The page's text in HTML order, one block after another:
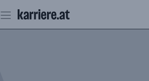
Seiteninhalt
springen